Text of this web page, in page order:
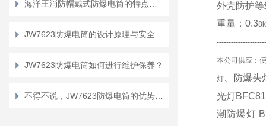
JW7623防爆电筒如何进行维护保养？
外壳防护等
重量： 0.3
本公司供应：
灯、防爆头
光灯
潮防爆灯